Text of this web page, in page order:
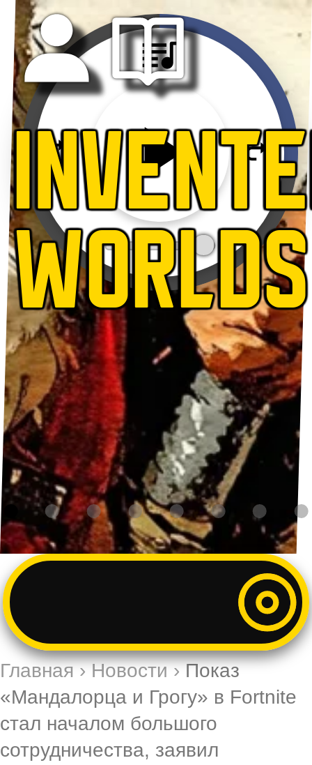
WORLDS
Главная›Новости›Показ
«Мандалорца и Грогу» в Fortnite
стал началом большого
сотрудничества, заявил